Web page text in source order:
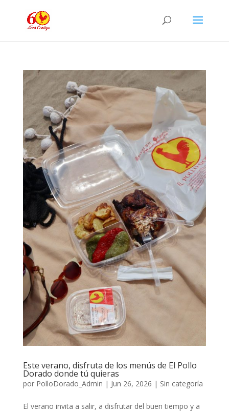
Este verano, disfruta de los menús de El Pollo
Dorado donde tú quieras
por PolloDorado_Admin | Jun 26, 2026 | Sin categoría
El verano invita a salir, a disfrutar del buen tiempo y a